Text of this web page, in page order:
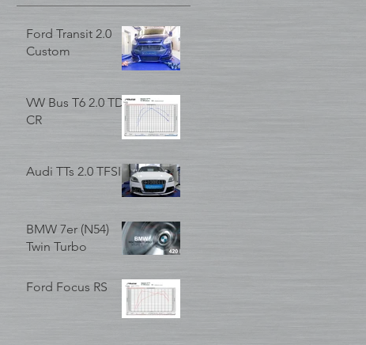
Ford Transit 2.0
Custom
VW Bus T6 2.0 TDI
CR
Audi TTs 2.0 TFSI
BMW 7er (N54)
Twin Turbo
Ford Focus RS